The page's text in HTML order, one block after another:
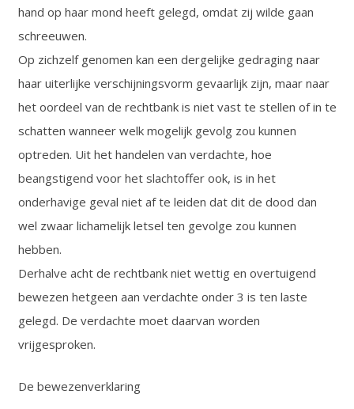
hand op haar mond heeft gelegd, omdat zij wilde gaan
schreeuwen.
Op zichzelf genomen kan een dergelijke gedraging naar
haar uiterlijke verschijningsvorm gevaarlijk zijn, maar naar
het oordeel van de rechtbank is niet vast te stellen of in te
schatten wanneer welk mogelijk gevolg zou kunnen
optreden. Uit het handelen van verdachte, hoe
beangstigend voor het slachtoffer ook, is in het
onderhavige geval niet af te leiden dat dit de dood dan
wel zwaar lichamelijk letsel ten gevolge zou kunnen
hebben.
Derhalve acht de rechtbank niet wettig en overtuigend
bewezen hetgeen aan verdachte onder 3 is ten laste
gelegd. De verdachte moet daarvan worden
vrijgesproken.
De bewezenverklaring